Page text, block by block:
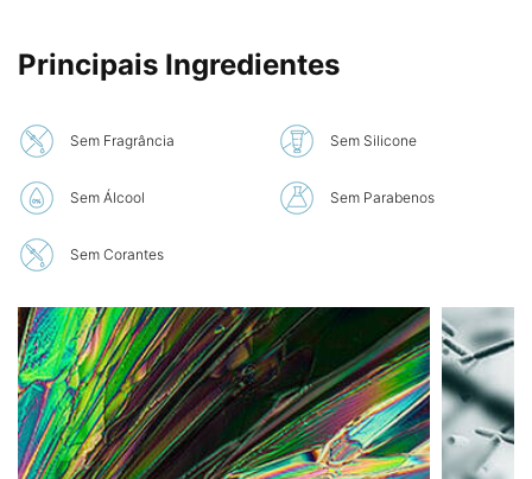
Principais Ingredientes
Sem Fragrância Sem Silicone
Sem Álcool Sem Parabenos
Sem Corantes